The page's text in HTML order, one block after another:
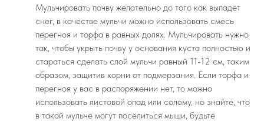
Мульчировать почву желательно до того как выпадет
снег, в качестве мульчи можно использовать смесь
перегноя и торфа в равных долях. Мульчировать нужно
так, чтобы укрыть почву у основания куста полностью и
стараться сделать слой мульчи равный 11-12 см, таким
образом, защитив корни от подмерзания. Если торфа и
перегноя у вас в распоряжении нет, то можно
использовать листовой опад или солому, но знайте, что
в такой мульче могут поселиться мыши, будьте